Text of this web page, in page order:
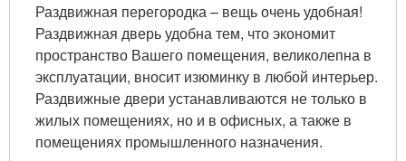
Раздвижная перегородка – вещь очень удобная!
Раздвижная дверь удобна тем, что экономит
пространство Вашего помещения, великолепна в
эксплуатации, вносит изюминку в любой интерьер.
Раздвижные двери устанавливаются не только в
жилых помещениях, но и в офисных, а также в
помещениях промышленного назначения.